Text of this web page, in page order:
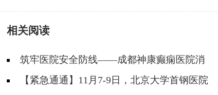
相关阅读
筑牢医院安全防线——成都神康癫痫医院消
防安全培训纪实
【紧急通通】11月7-9日，北京大学首钢医院